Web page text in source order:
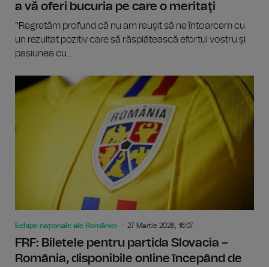
a vă oferi bucuria pe care o meritaţi
"Regretăm profund că nu am reuşit să ne întoarcem cu
un rezultat pozitiv care să răsplătească efortul vostru şi
pasiunea cu...
Echipe naționale ale României 27 Martie 2026, 16:07
FRF: Biletele pentru partida Slovacia –
România, disponibile online începând de